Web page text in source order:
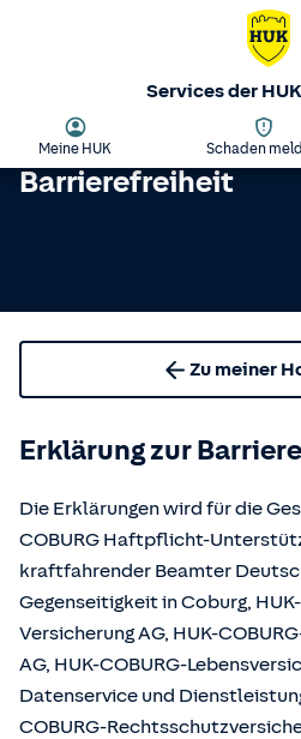
Services der
Meine HUK Schaden
Barrierefreiheit
Zu meiner
Erklärung zur
Die Erklärungen wird für die
COBURG Haftpflicht-
kraftfahrender Beamter
Gegenseitigkeit in Coburg,
Versicherung AG, HUK-
AG, HUK-COBURG-
Datenservice und
COBURG-